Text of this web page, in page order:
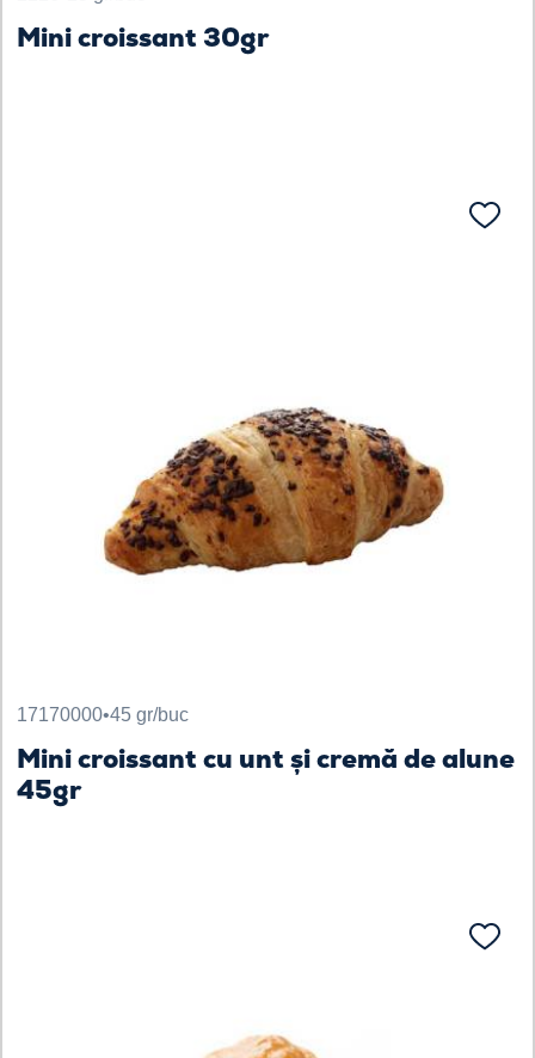
Mini croissant 30gr
17170000•45 gr/buc
Mini croissant cu unt și cremă de alune
45gr